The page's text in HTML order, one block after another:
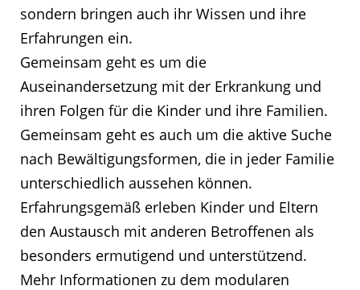
sondern bringen auch ihr Wissen und ihre
Erfahrungen ein.
Gemeinsam geht es um die
Auseinandersetzung mit der Erkrankung und
ihren Folgen für die Kinder und ihre Familien.
Gemeinsam geht es auch um die aktive Suche
nach Bewältigungsformen, die in jeder Familie
unterschiedlich aussehen können.
Erfahrungsgemäß erleben Kinder und Eltern
den Austausch mit anderen Betroffenen als
besonders ermutigend und unterstützend.
Mehr Informationen zu dem modularen